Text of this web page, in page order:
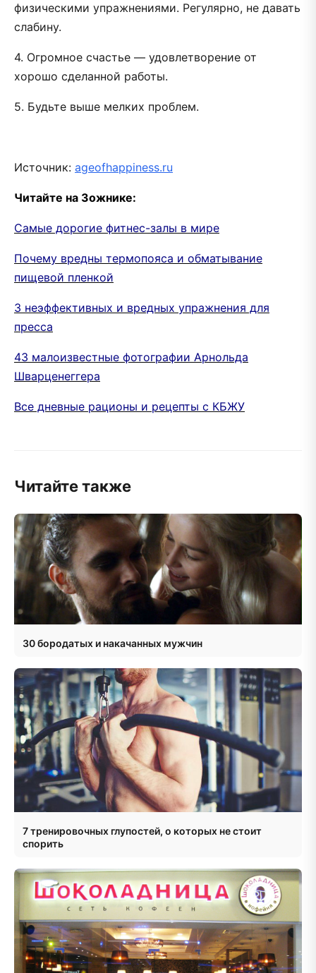
физическими упражнениями. Регулярно, не давать
слабину.
4. Огромное счастье — удовлетворение от
хорошо сделанной работы.
5. Будьте выше мелких проблем.
Источник: ageofhappiness.ru
Читайте на Зожнике:
Самые дорогие фитнес-залы в мире
Почему вредны термопояса и обматывание
пищевой пленкой
3 неэффективных и вредных упражнения для
пресса
43 малоизвестные фотографии Арнольда
Шварценеггера
Все дневные рационы и рецепты с КБЖУ
Читайте также
30 бородатых и накачанных мужчин
7 тренировочных глупостей, о которых не стоит
спорить